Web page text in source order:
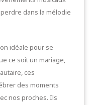
dans la mélodie
idéale pour se
ce soit un mariage,
ces
des moments
nos proches. Ils